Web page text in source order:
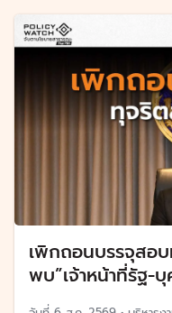
เพิกถอนบรรจุสอ
พบ”เจ้าหน้าที่รัฐ-